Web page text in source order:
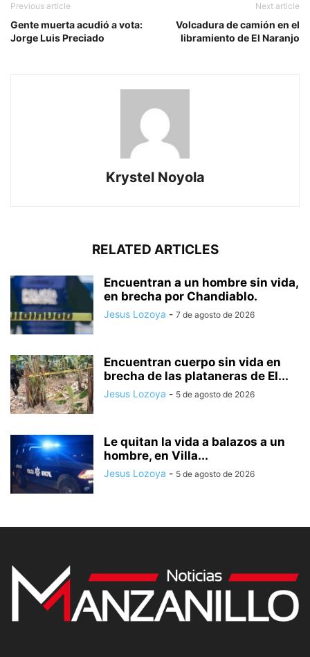
Previous article
Gente muerta acudió a vota:
Jorge Luis Preciado
Next article
Volcadura de camión en el
libramiento de El Naranjo
Krystel Noyola
RELATED ARTICLES
Encuentran a un hombre sin vida,
en brecha por Chandiablo.
Jesus Lozoya - 7 de agosto de 2026
Encuentran cuerpo sin vida en
brecha de las plataneras de El...
Jesus Lozoya - 5 de agosto de 2026
Le quitan la vida a balazos a un
hombre, en Villa...
Jesus Lozoya - 5 de agosto de 2026